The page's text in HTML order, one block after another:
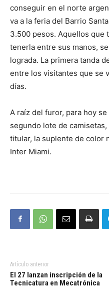
conseguir en el norte
va a la feria del Barrio
3.500 pesos. Aquellos que
tenerla entre sus manos,
lograda. La primera tanda
entre los visitantes que se
días.
A raíz del furor, para hoy
segundo lote de
titular, la suplente de color
Inter Miami.
Artículo anterior
El 27 lanzan inscripción de la
Tecnicatura en Mecatrónica